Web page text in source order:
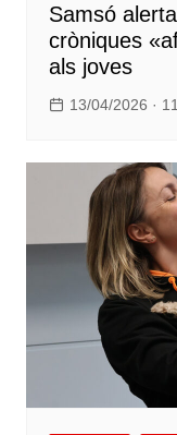
Samsó
cròniques
als joves
13/04/2026 ·